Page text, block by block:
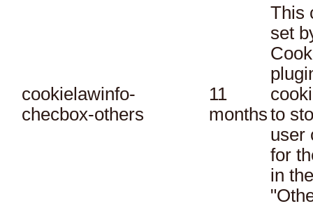
cookielawinfo-
checbox-others
11
months
This
set
to
user
for
in